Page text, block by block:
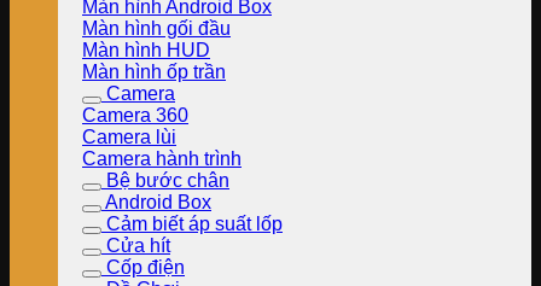
Màn hình Android Box
Màn hình gối đầu
Màn hình HUD
Màn hình ốp trần
Camera
Camera 360
Camera lùi
Camera hành trình
Bệ bước chân
Android Box
Cảm biết áp suất lốp
Cửa hít
Cốp điện